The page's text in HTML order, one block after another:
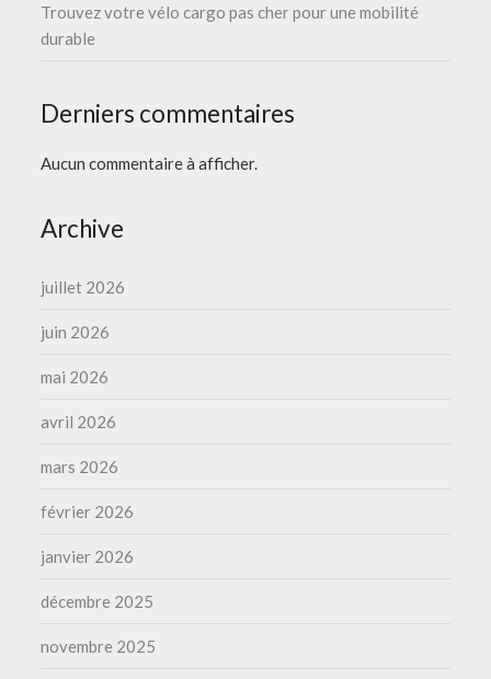
Trouvez votre vélo cargo pas cher pour une mobilité
durable
Derniers commentaires
Aucun commentaire à afficher.
Archive
juillet 2026
juin 2026
mai 2026
avril 2026
mars 2026
février 2026
janvier 2026
décembre 2025
novembre 2025